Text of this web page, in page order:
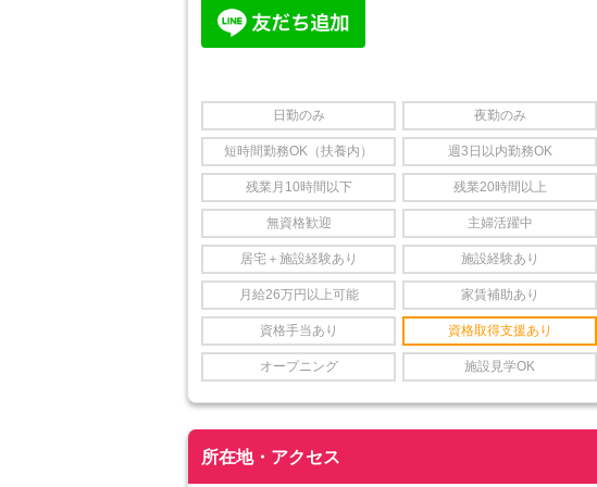
日勤のみ 夜勤のみ
短時間勤務OK（扶養内） 週3日以内勤務OK
残業月10時間以下 残業20時間以上
無資格歓迎 主婦活躍中
居宅＋施設経験あり 施設経験あり
月給26万円以上可能 家賃補助あり
資格手当あり 資格取得支援あり
オープニング 施設見学OK
所在地・アクセス